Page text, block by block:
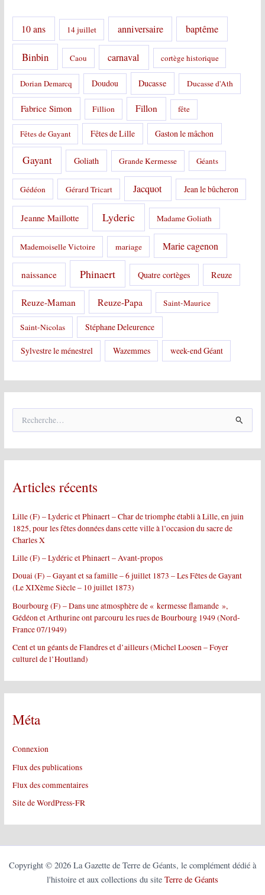
s
10 ans 14 juillet anniversaire baptême
Binbin Caou carnaval cortège historique
Dorian Demarcq Doudou Ducasse Ducasse d'Ath
Fabrice Simon Fillion Fillon fête
Fêtes de Gayant Fêtes de Lille Gaston le mâchon
Gayant Goliath Grande Kermesse Géants
Gédéon Gérard Tricart Jacquot Jean le bûcheron
Jeanne Maillotte Lyderic Madame Goliath
Mademoiselle Victoire mariage Marie cagenon
naissance Phinaert Quatre cortèges Reuze
Reuze-Maman Reuze-Papa Saint-Maurice
Saint-Nicolas Stéphane Deleurence
Sylvestre le ménestrel Wazemmes week-end Géant
h
e
c
r
:
Articles récents
Lille (F) – Lyderic et Phinaert – Char de triomphe établi à Lille, en juin
1825, pour les fêtes données dans cette ville à l’occasion du sacre de
Charles X
Lille (F) – Lydéric et Phinaert – Avant-propos
Douai (F) – Gayant et sa famille – 6 juillet 1873 – Les Fêtes de Gayant
(Le XIXème Siècle – 10 juillet 1873)
Bourbourg (F) – Dans une atmosphère de « kermesse flamande »,
Gédéon et Arthurine ont parcouru les rues de Bourbourg 1949 (Nord-
France 07/1949)
Cent et un géants de Flandres et d’ailleurs (Michel Loosen – Foyer
culturel de l’Houtland)
Méta
Connexion
Flux des publications
Flux des commentaires
Site de WordPress-FR
Copyright © 2026 La Gazette de Terre de Géants, le complément dédié à
l'histoire et aux collections du site Terre de Géants